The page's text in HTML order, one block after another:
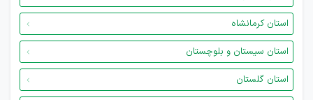
استان کرمانشاه
استان سیستان و بلوچستان
استان گلستان